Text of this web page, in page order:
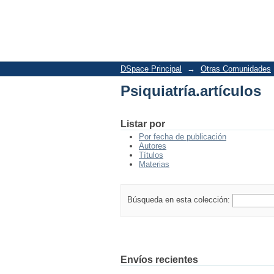
DSpace Principal → Otras Comunidades
Psiquiatría.artículos
Listar por
Por fecha de publicación
Autores
Títulos
Materias
Búsqueda en esta colección:
Envíos recientes